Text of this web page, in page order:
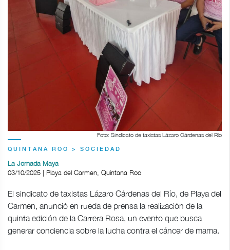
Foto: Sindicato de taxistas Lázaro Cárdenas del Río
QUINTANA ROO > SOCIEDAD
La Jornada Maya
03/10/2025 | Playa del Carmen, Quintana Roo
El sindicato de taxistas Lázaro Cárdenas del Río, de Playa del
Carmen, anunció en rueda de prensa la realización de la
quinta edición de la Carrera Rosa, un evento que busca
generar conciencia sobre la lucha contra el cáncer de mama.